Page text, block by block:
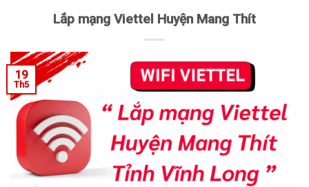
Lắp mạng Viettel Huyện Mang Thít
19
Th5